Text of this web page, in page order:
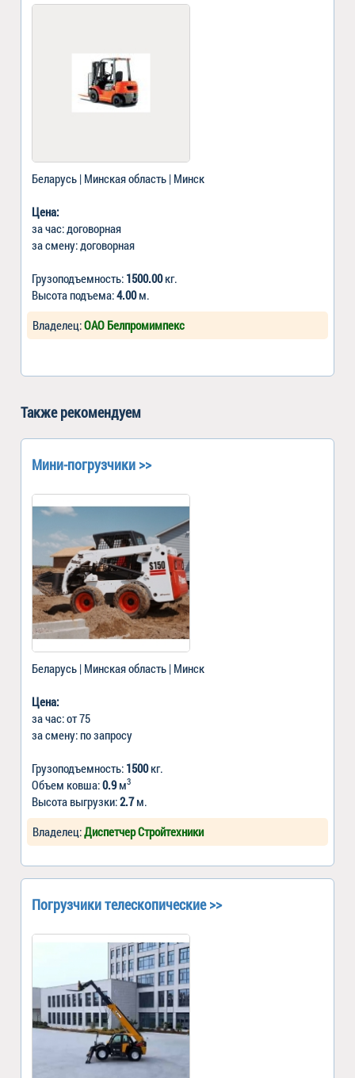
Беларусь | Минская область | Минск
Цена:
за час: договорная
за смену: договорная
Грузоподъемность: 1500.00кг.
Высота подъема:4.00м.
Владелец:ОАО Белпромимпекс
Также рекомендуем
Мини-погрузчики >>
Беларусь | Минская область | Минск
Цена:
за час: от 75
за смену: по запросу
Грузоподъемность: 1500кг.
Объем ковша:0.9м3
Высота выгрузки:2.7м.
Владелец:Диспетчер Стройтехники
Погрузчики телескопические >>